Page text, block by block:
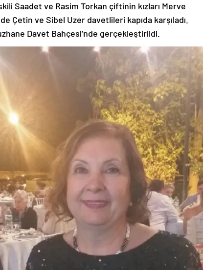
Saadet ve Rasim Torkan çiftinin kızları Merve
Çetin ve Sibel Uzer davetlileri kapıda karşıladı.
Davet Bahçesi’nde gerçekleştirildi.